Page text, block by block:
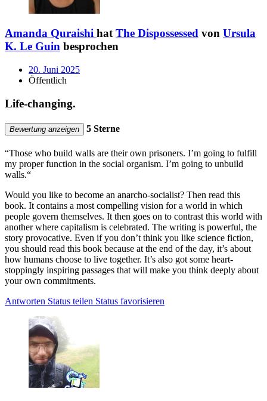
Amanda Quraishi hatThe Dispossessed von Ursula
K. Le Guin besprochen
20. Juni 2025
Öffentlich
Life-changing.
Bewertung anzeigen 5 Sterne
“Those who build walls are their own prisoners. I’m going to fulfill
my proper function in the social organism. I’m going to unbuild
walls.“
Would you like to become an anarcho-socialist? Then read this
book. It contains a most compelling vision for a world in which
people govern themselves. It then goes on to contrast this world with
another where capitalism is celebrated. The writing is powerful, the
story provocative. Even if you don’t think you like science fiction,
you should read this book because at the end of the day, it’s about
how humans choose to live together. It’s also got some heart-
stoppingly inspiring passages that will make you think deeply about
your own commitments.
Antworten Status teilen Status favorisieren